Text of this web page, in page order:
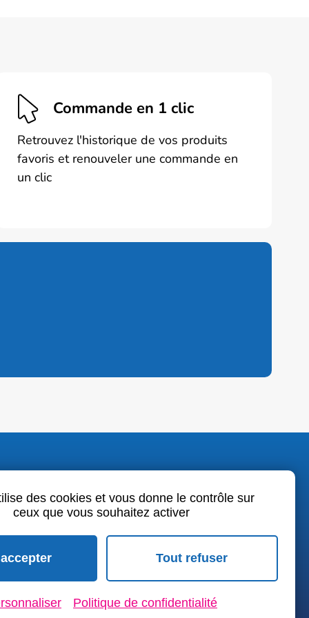
Commande en 1 clic
Retrouvez l'historique de vos produits
favoris et renouveler une commande en
un clic
Youtube
de vente
des cookies et vous donne le contrôle sur
ceux que vous souhaitez activer
Tout refuser
Politique de confidentialité